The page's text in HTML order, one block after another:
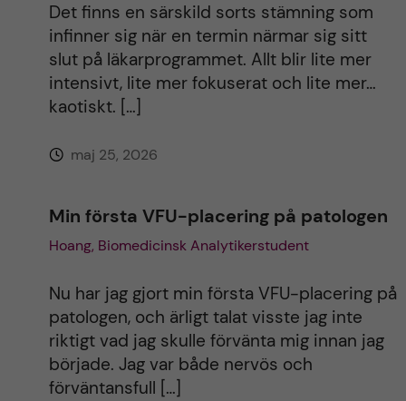
Det finns en särskild sorts stämning som
infinner sig när en termin närmar sig sitt
slut på läkarprogrammet. Allt blir lite mer
intensivt, lite mer fokuserat och lite mer…
kaotiskt. […]
maj 25, 2026
Min första VFU-placering på patologen
Hoang, Biomedicinsk Analytikerstudent
Nu har jag gjort min första VFU-placering på
patologen, och ärligt talat visste jag inte
riktigt vad jag skulle förvänta mig innan jag
började. Jag var både nervös och
förväntansfull […]